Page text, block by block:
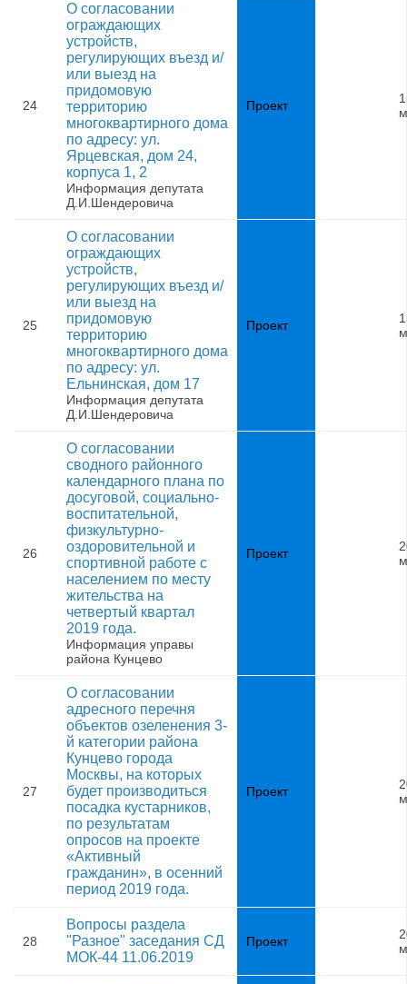
24
О согласовании
ограждающих
устройств,
регулирующих въезд и/
или выезд на
придомовую
территорию
многоквартирного дома
по адресу: ул.
Ярцевская, дом 24,
корпуса 1, 2
Информация депутата
Д.И.Шендеровича
Проект
25
О согласовании
ограждающих
устройств,
регулирующих въезд и/
или выезд на
придомовую
территорию
многоквартирного дома
по адресу: ул.
Ельнинская, дом 17
Информация депутата
Д.И.Шендеровича
Проект
26
О согласовании
сводного районного
календарного плана по
досуговой, социально-
воспитательной,
физкультурно-
оздоровительной и
спортивной работе с
населением по месту
жительства на
четвертый квартал
2019 года.
Информация управы
района Кунцево
Проект
27
О согласовании
адресного перечня
объектов озеленения 3-
й категории района
Кунцево города
Москвы, на которых
будет производиться
посадка кустарников,
по результатам
опросов на проекте
«Активный
гражданин», в осенний
период 2019 года.
Проект
28
Вопросы раздела
"Разное" заседания СД
МОК-44 11.06.2019
Проект